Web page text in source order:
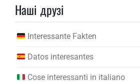
Наші друзі
Interessante Fakten
Datos interesantes
Cose interessanti in italiano